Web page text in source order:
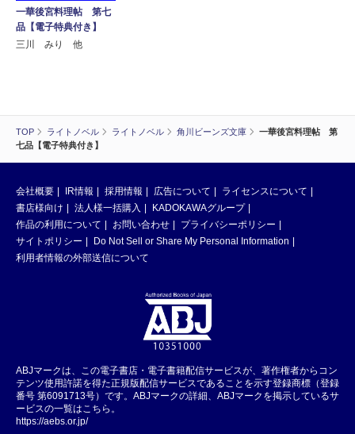
TOP ライトノベル ライトノベル 角川ビーンズ文庫
一華後宮料理帖 第
七品【電子特典付き】
一華後宮料理帖 第七
品【電子特典付き】
三川 みり 他
会社概要 IR情報 採用情報 広告について
ライセンスについて
書店様向け
法人様一括購入
KADOKAWAグループ
作品の利用について
お問い合わせ
プライバシーポリシー
サイトポリシー
Do Not Sell or Share My Personal Information
利用者情報の外部送信について
ABJマークは、この電子書店・電子書籍配信サービスが、著作権者からコン
テンツ使用許諾を得た正規版配信サービスであることを示す登録商標（登録
番号 第6091713号）です。ABJマークの詳細、ABJマークを掲示しているサ
ービスの一覧はこちら。
https://aebs.or.jp/